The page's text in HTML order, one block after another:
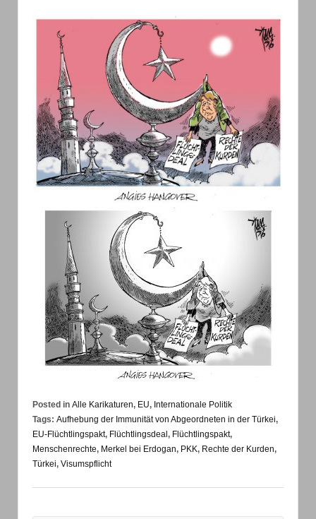
Posted in Alle Karikaturen, EU, Internationale Politik
Tags: Aufhebung der Immunität von Abgeordneten in der Türkei,
EU-Flüchtlingspakt, Flüchtlingsdeal, Flüchtlingspakt,
Menschenrechte, Merkel bei Erdogan, PKK, Rechte der Kurden,
Türkei, Visumspflicht